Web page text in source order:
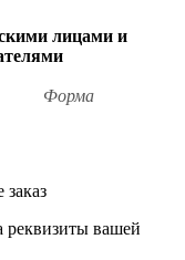
лицами и
Форма
реквизиты вашей